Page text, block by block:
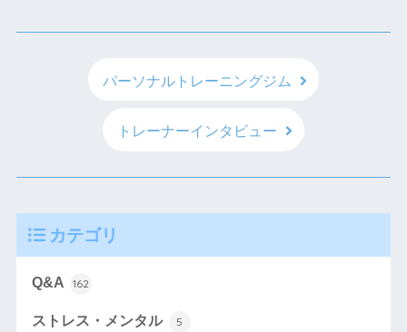
パーソナルトレーニングジム
トレーナーインタビュー
カテゴリ
Q&A 162
ストレス・メンタル 5